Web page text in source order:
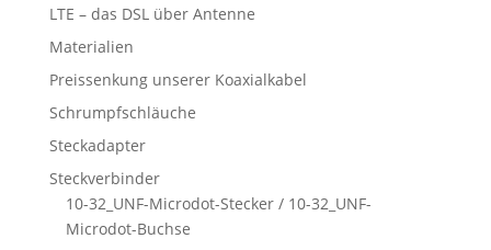
LTE – das DSL über Antenne
Materialien
Preissenkung unserer Koaxialkabel
Schrumpfschläuche
Steckadapter
Steckverbinder
10-32_UNF-Microdot-Stecker / 10-32_UNF-
Microdot-Buchse